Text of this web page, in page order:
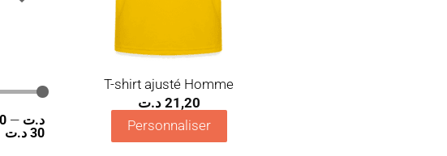
20 د.ت —
30 د.ت
T-shirt ajusté Homme
21,20 د.ت
Personnaliser